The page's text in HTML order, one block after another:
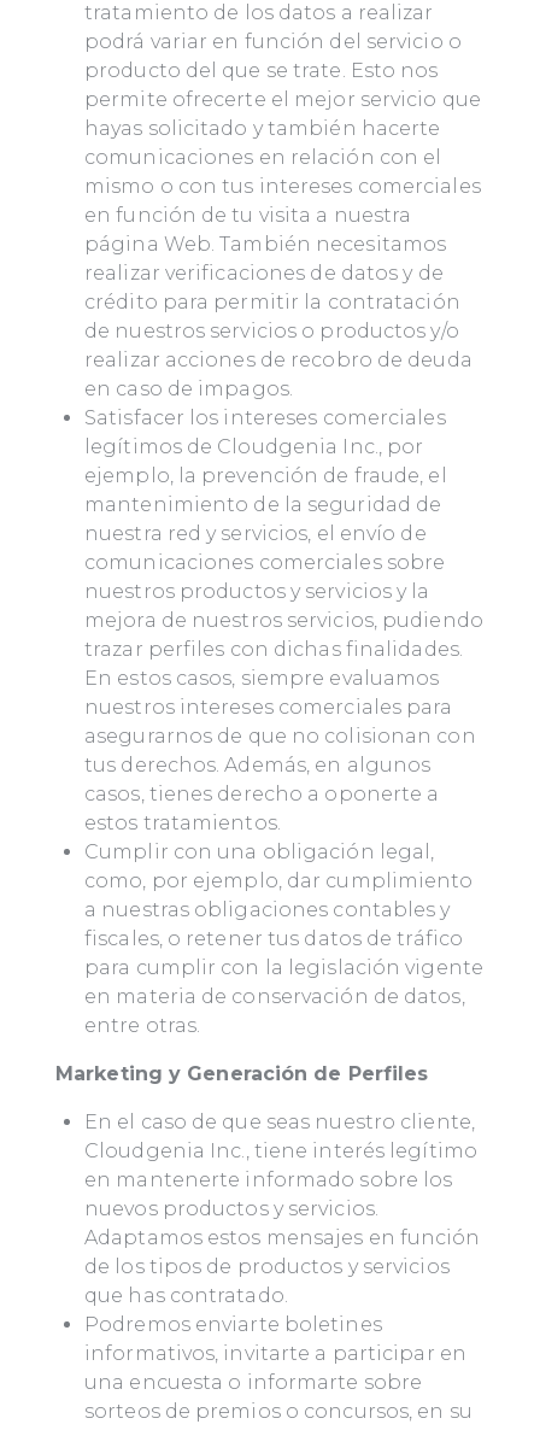
tratamiento de los datos a realizar
podrá variar en función del servicio o
producto del que se trate. Esto nos
permite ofrecerte el mejor servicio que
hayas solicitado y también hacerte
comunicaciones en relación con el
mismo o con tus intereses comerciales
en función de tu visita a nuestra
página Web. También necesitamos
realizar verificaciones de datos y de
crédito para permitir la contratación
de nuestros servicios o productos y/o
realizar acciones de recobro de deuda
en caso de impagos.
Satisfacer los intereses comerciales
legítimos de Cloudgenia Inc., por
ejemplo, la prevención de fraude, el
mantenimiento de la seguridad de
nuestra red y servicios, el envío de
comunicaciones comerciales sobre
nuestros productos y servicios y la
mejora de nuestros servicios, pudiendo
trazar perfiles con dichas finalidades.
En estos casos, siempre evaluamos
nuestros intereses comerciales para
asegurarnos de que no colisionan con
tus derechos. Además, en algunos
casos, tienes derecho a oponerte a
estos tratamientos.
Cumplir con una obligación legal,
como, por ejemplo, dar cumplimiento
a nuestras obligaciones contables y
fiscales, o retener tus datos de tráfico
para cumplir con la legislación vigente
en materia de conservación de datos,
entre otras.
Marketing y Generación de Perfiles
En el caso de que seas nuestro cliente,
Cloudgenia Inc., tiene interés legítimo
en mantenerte informado sobre los
nuevos productos y servicios.
Adaptamos estos mensajes en función
de los tipos de productos y servicios
que has contratado.
Podremos enviarte boletines
informativos, invitarte a participar en
una encuesta o informarte sobre
sorteos de premios o concursos, en su